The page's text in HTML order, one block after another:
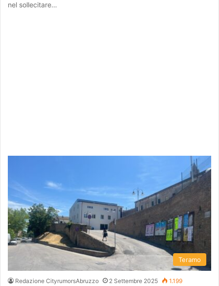
nel sollecitare…
Teramo
Redazione CityrumorsAbruzzo 2 Settembre 2025 1.199